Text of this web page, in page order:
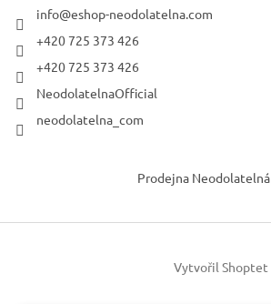
info@eshop-neodolatelna.com
+420 725 373 426
+420 725 373 426
NeodolatelnaOfficial
neodolatelna_com
Prodejna Neodolatelná
Vytvořil Shoptet